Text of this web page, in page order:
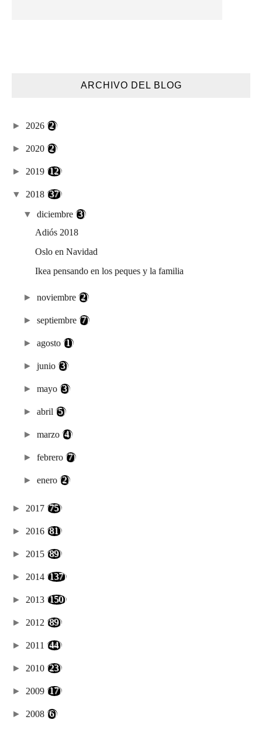
ARCHIVO DEL BLOG
► 2026 (2)
► 2020 (2)
► 2019 (12)
▼ 2018 (37)
▼diciembre(3)
Adiós 2018
Oslo en Navidad
Ikea pensando en los peques y la familia
►noviembre(2)
►septiembre(7)
►agosto(1)
►junio(3)
►mayo(3)
►abril(5)
►marzo(4)
►febrero(7)
►enero(2)
► 2017 (75)
► 2016 (81)
► 2015 (89)
► 2014 (137)
► 2013 (150)
► 2012 (89)
► 2011 (44)
► 2010 (23)
► 2009 (17)
► 2008 (6)